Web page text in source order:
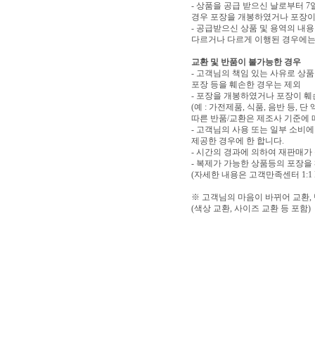
- 상품을 공급 받으신 날로부터 7
경우 포장을 개봉하였거나 포장
- 공급받으신 상품 및 용역의 내
다르거나 다르게 이행된 경우에
교환 및 반품이 불가능한 경우
- 고객님의 책임 있는 사유로 상
포장 등을 훼손한 경우는 제외
- 포장을 개봉하였거나 포장이
(예 : 가전제품, 식품, 음반 등, 단
따른 반품/교환은 제조사 기준에
- 고객님의 사용 또는 일부 소비
제공한 경우에 한 합니다.
- 시간의 경과에 의하여 재판매
- 복제가 가능한 상품등의 포장을
(자세한 내용은 고객만족센터
※ 고객님의 마음이 바뀌어 교환,
(색상 교환, 사이즈 교환 등 포함)